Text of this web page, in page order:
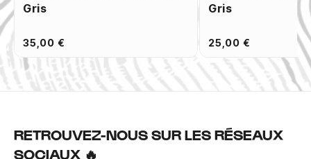
Gris
35,00 €
Gris
25,00 €
RETROUVEZ-NOUS SUR LES RÉSEAUX
SOCIAUX 🔥